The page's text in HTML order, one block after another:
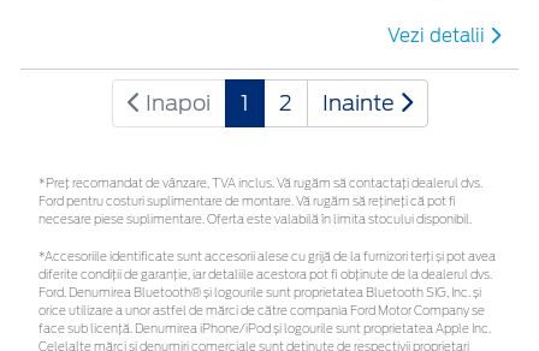
Vezi detalii
Inapoi 1 2 Inainte
*Preţ recomandat de vânzare, TVA inclus. Vă rugăm să contactaţi dealerul dvs.
Ford pentru costuri suplimentare de montare. Vă rugăm să rețineți că pot fi
necesare piese suplimentare. Oferta este valabilă în limita stocului disponibil.
*Accesoriile identificate sunt accesorii alese cu grijă de la furnizori terți și pot avea
diferite condiții de garanție, iar detaliile acestora pot fi obținute de la dealerul dvs.
Ford. Denumirea Bluetooth® și logourile sunt proprietatea Bluetooth SIG, Inc. și
orice utilizare a unor astfel de mărci de către compania Ford Motor Company se
face sub licență. Denumirea iPhone/iPod și logourile sunt proprietatea Apple Inc.
Celelalte mărci și denumiri comerciale sunt deținute de respectivii proprietari